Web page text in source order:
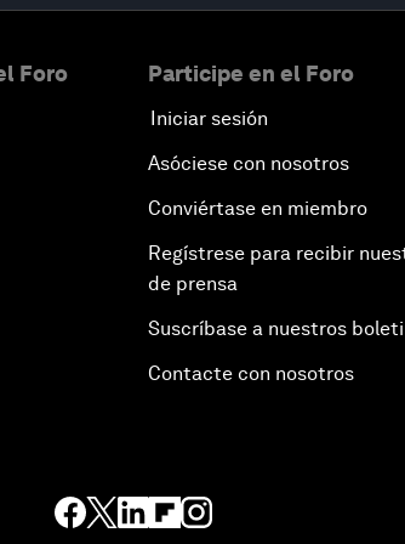
Foro Participe en el Foro
Iniciar sesión
Asóciese con nosotros
Conviértase en miembro
Regístrese para recibir
de prensa
Suscríbase a nuestros
Contacte con nosotros